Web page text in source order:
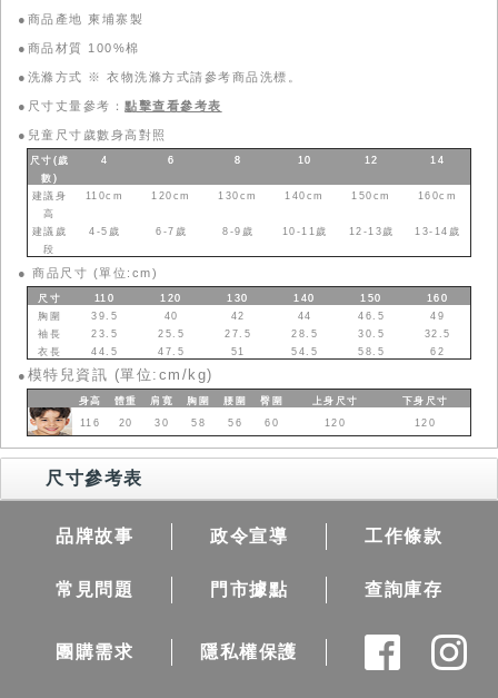
●商品產地 柬埔寨製
●商品材質 100%棉
●洗滌方式 ※ 衣物洗滌方式請參考商品洗標。
●尺寸丈量參考： 點擊查看參考表
● 兒童尺寸歲數身高對照
尺寸(歲
數 )
4 6 8 10 12 14
建議身
高
110cm 120cm 130cm 140cm 150cm 160cm
建議歲
段
4-5歲 6-7歲 8-9歲 10-11歲 12-13歲 13-14歲
● 商品尺寸 (單位:cm)
尺寸 110 120 130 140 150
160
胸圍
39.5 40 42 44 46.5
49
袖長
23.5 25.5 27.5 28.5 30.5
32.5
衣長
44.5 47.5 51 54.5 58.5 62
● 模特兒資訊 (單位:cm/kg)
身高 體重 肩寬 胸圍 腰圍 臀圍 上身 尺寸 下身 尺寸
116
20 30 58 56 60 120 120
尺寸參考表
品牌故事 政令宣導 工作條款
常見問題 門市據點 查詢庫存
團購需求 隱私權保護